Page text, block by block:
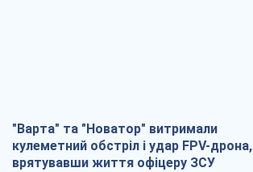
"Варта" та "Новатор" витримали
кулеметний обстріл і удар FPV-дрона,
врятувавши життя офіцеру ЗСУ